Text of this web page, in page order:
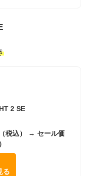
2 SE
税込） → セール価
る